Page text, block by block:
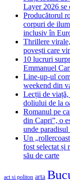
Layer 2026 se
Producătorul
corpuri de
inclusiv în
Thrillere
povești care
10 lucruri
Emmanuel
Line-up-ul
weekend din
Lecții de viață,
doliului de la
Romanul pe
din Capri”, o
unde paradisul
Un
fost selectat și
său de carte
act si politon arta